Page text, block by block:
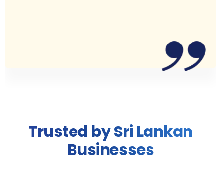
Trusted by Sri Lankan
Businesses